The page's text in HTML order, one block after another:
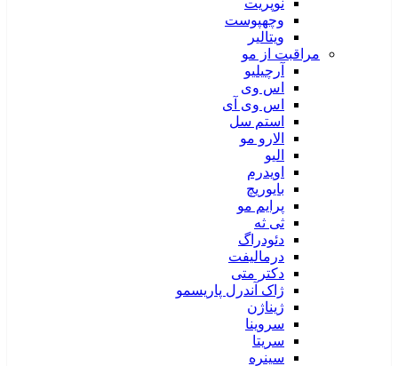
نوپریت
وچهپوست
ویتالیر
مراقبت از مو
آرچیلیو
اس وی
اس وی آی
استم سل
الارو مو
الیو
اویدرم
بایوریچ
پرایم مو
ثی ثه
دئودراگ
درمالیفت
دکتر متی
ژاک آندرل پاریسمو
ژیناژن
سروینا
سریتا
سینره